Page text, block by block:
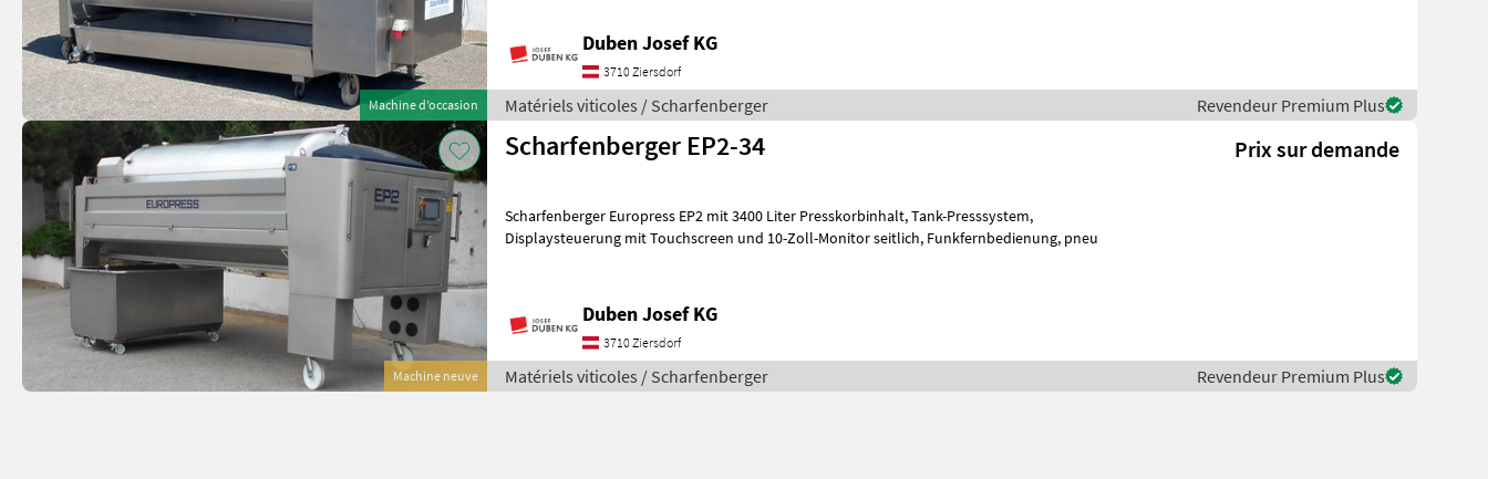
Machine d’occasion
Duben Josef KG
3710 Ziersdorf
Matériels viticoles / Scharfenberger Revendeur Premium Plus
Machine neuve
Scharfenberger EP2-34 Prix sur demande
Scharfenberger Europress EP2 mit 3400 Liter Presskorbinhalt, Tank-Presssystem,
Displaysteuerung mit Touchscreen und 10-Zoll-Monitor seitlich, Funkfernbedienung, pneu
Duben Josef KG
3710 Ziersdorf
Matériels viticoles / Scharfenberger Revendeur Premium Plus